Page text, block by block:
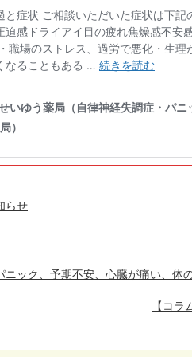
らせ
ニック、予期不安、心臓が痛い、体
【コ